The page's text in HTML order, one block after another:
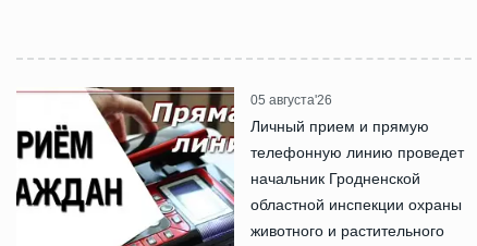
05 августа'26
Личный прием и прямую
телефонную линию проведет
начальник Гродненской
областной инспекции охраны
животного и растительного